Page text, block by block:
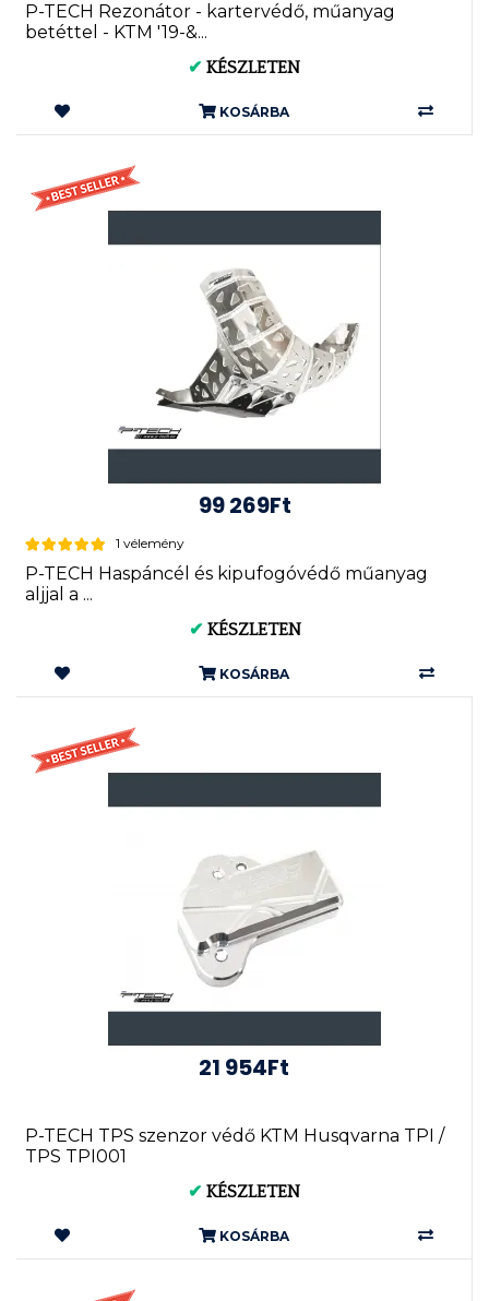
P-TECH Rezonátor - kartervédő, műanyag
betéttel - KTM '19-&...
✔ KÉSZLETEN
KOSÁRBA
99 269Ft
1 vélemény
P-TECH Haspáncél és kipufogóvédő műanyag
aljjal a ...
✔ KÉSZLETEN
KOSÁRBA
21 954Ft
P-TECH TPS szenzor védő KTM Husqvarna TPI /
TPS TPI001
✔ KÉSZLETEN
KOSÁRBA